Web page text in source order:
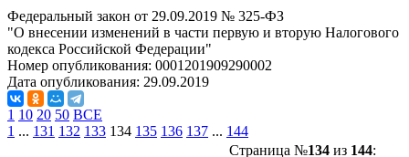
Федеральный закон от 29.09.2019 № 325-ФЗ
"О внесении изменений в части первую и вторую Налогового
кодекса Российской Федерации"
Номер опубликования: 0001201909290002
Дата опубликования: 29.09.2019
1 10 20 50 ВСЕ
1 ... 131 132 133 134 135 136 137 ... 144
Страница №134из 144: